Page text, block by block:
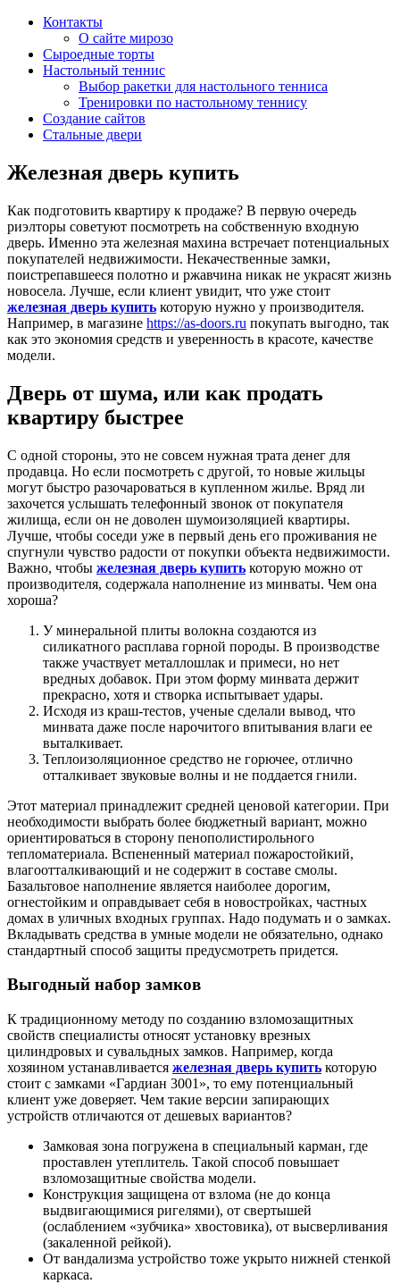
Контакты
О сайте мирозо
Сыроедные торты
Настольный теннис
Выбор ракетки для настольного тенниса
Тренировки по настольному теннису
Создание сайтов
Стальные двери
Железная дверь купить
Как подготовить квартиру к продаже? В первую очередь
риэлторы советуют посмотреть на собственную входную
дверь. Именно эта железная махина встречает потенциальных
покупателей недвижимости. Некачественные замки,
поистрепавшееся полотно и ржавчина никак не украсят жизнь
новосела. Лучше, если клиент увидит, что уже стоит
железная дверь купить которую нужно у производителя.
Например, в магазине https://as-doors.ru покупать выгодно, так
как это экономия средств и уверенность в красоте, качестве
модели.
Дверь от шума, или как продать
квартиру быстрее
С одной стороны, это не совсем нужная трата денег для
продавца. Но если посмотреть с другой, то новые жильцы
могут быстро разочароваться в купленном жилье. Вряд ли
захочется услышать телефонный звонок от покупателя
жилища, если он не доволен шумоизоляцией квартиры.
Лучше, чтобы соседи уже в первый день его проживания не
спугнули чувство радости от покупки объекта недвижимости.
Важно, чтобы железная дверь купить которую можно от
производителя, содержала наполнение из минваты. Чем она
хороша?
У минеральной плиты волокна создаются из
силикатного расплава горной породы. В производстве
также участвует металлошлак и примеси, но нет
вредных добавок. При этом форму минвата держит
прекрасно, хотя и створка испытывает удары.
Исходя из краш-тестов, ученые сделали вывод, что
минвата даже после нарочитого впитывания влаги ее
выталкивает.
Теплоизоляционное средство не горючее, отлично
отталкивает звуковые волны и не поддается гнили.
Этот материал принадлежит средней ценовой категории. При
необходимости выбрать более бюджетный вариант, можно
ориентироваться в сторону пенополистирольного
тепломатериала. Вспененный материал пожаростойкий,
влагоотталкивающий и не содержит в составе смолы.
Базальтовое наполнение является наиболее дорогим,
огнестойким и оправдывает себя в новостройках, частных
домах в уличных входных группах. Надо подумать и о замках.
Вкладывать средства в умные модели не обязательно, однако
стандартный способ защиты предусмотреть придется.
Выгодный набор замков
К традиционному методу по созданию взломозащитных
свойств специалисты относят установку врезных
цилиндровых и сувальдных замков. Например, когда
хозяином устанавливается железная дверь купить которую
стоит с замками «Гардиан 3001», то ему потенциальный
клиент уже доверяет. Чем такие версии запирающих
устройств отличаются от дешевых вариантов?
Замковая зона погружена в специальный карман, где
проставлен утеплитель. Такой способ повышает
взломозащитные свойства модели.
Конструкция защищена от взлома (не до конца
выдвигающимися ригелями), от свертышей
(ослаблением «зубчика» хвостовика), от высверливания
(закаленной рейкой).
От вандализма устройство тоже укрыто нижней стенкой
каркаса.